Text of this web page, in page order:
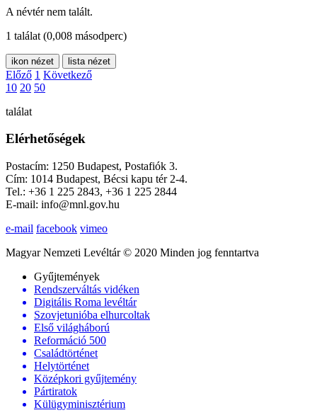
A névtér nem talált.
1 találat (0,008 másodperc)
ikon nézet lista nézet
Előző 1 Következő
10 20 50
találat
Elérhetőségek
Postacím: 1250 Budapest, Postafiók 3.
Cím: 1014 Budapest, Bécsi kapu tér 2-4.
Tel.: +36 1 225 2843, +36 1 225 2844
E-mail: info@mnl.gov.hu
e-mail facebook vimeo
Magyar Nemzeti Levéltár © 2020 Minden jog fenntartva
Gyűjtemények
Rendszerváltás vidéken
Digitális Roma levéltár
Szovjetunióba elhurcoltak
Első világháború
Reformáció 500
Családtörténet
Helytörténet
Középkori gyűjtemény
Pártiratok
Külügyminisztérium